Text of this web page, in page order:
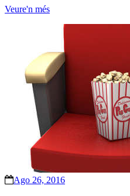
Veure'n més
Ago 26, 2016